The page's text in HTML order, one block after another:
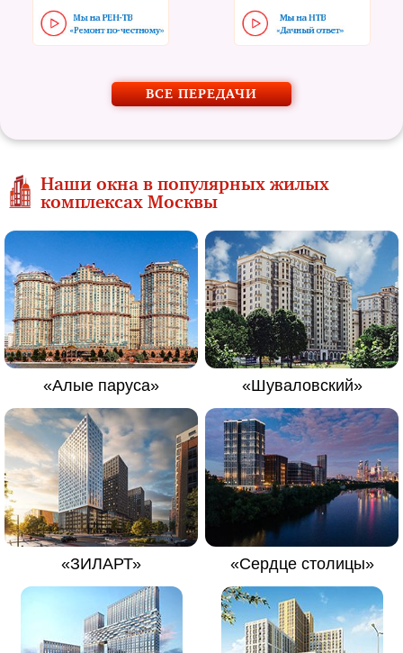
ВСЕ ПЕРЕДАЧИ
Наши окна в популярных жилых
комплексах Москвы
«Алые паруса» «Шуваловский»
«ЗИЛАРТ» «Сердце столицы»